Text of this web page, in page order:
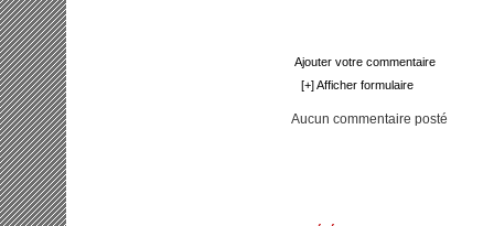
Ajouter votre commentaire
[+] Afficher formulaire
Aucun commentaire posté